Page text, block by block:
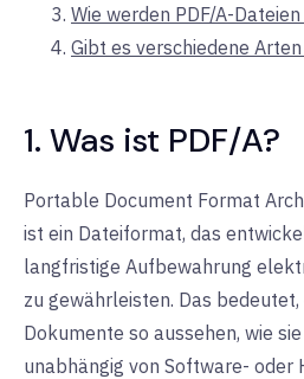
Wie werden PDF/A-
Gibt es verschiedene Arten
1. Was ist PDF/A?
Portable Document Format
ist ein Dateiformat, das
langfristige Aufbewahrung
zu gewährleisten. Das bedeutet,
Dokumente so aussehen, wie
unabhängig von Software- oder